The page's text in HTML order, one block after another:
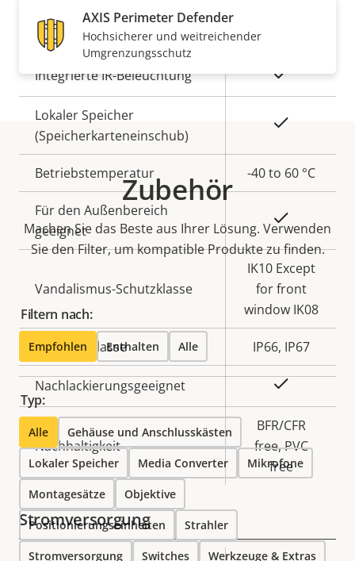
Remote-Zoom
Integrierte IR-Beleuchtung Ja
Lokaler Speicher
(Speicherkarteneinschub)
Betriebstemperatur -40 to 60 °C
Für den Außenbereich
geeignet
Vandalismus-Schutzklasse
IK10 Except
for front
window IK08
IP-Schutzklasse IP66, IP67
Nachlackierungsgeeignet
Nachhaltigkeit
BFR/CFR
free, PVC
free
Stromversorgung
AXIS Perimeter Defender
Hochsicherer und weitreichender
Umgrenzungsschutz
Zubehör
Machen Sie das Beste aus Ihrer Lösung. Verwenden
Sie den Filter, um kompatible Produkte zu finden.
Filtern nach:
Empfohlen Enthalten Alle
Typ:
Alle Gehäuse und Anschlusskästen
Lokaler Speicher Media Converter Mikrofone
Montagesätze Objektive
Positionierungseinheiten Strahler
Stromversorgung Switches Werkzeuge & Extras